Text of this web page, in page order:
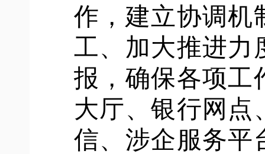
作，建立协调机
工、加大推进力
报，确保各项工
大厅、银行网点
信、涉企服务平